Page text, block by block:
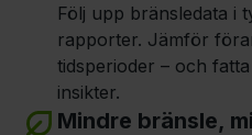
Följ upp bränsledata i
rapporter. Jämför
tidsperioder – och
insikter.
Mindre bränsle,